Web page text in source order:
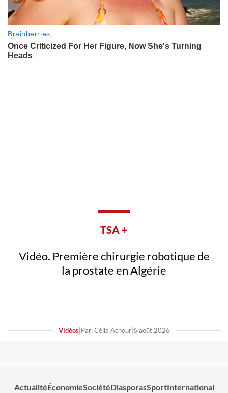
TSA +
Vidéo. Première chirurgie robotique de
la prostate en Algérie
Vidéos| Par: Célia Achour| 6 août 2026
ActualitéÉconomieSociétéDiasporasSportInternational